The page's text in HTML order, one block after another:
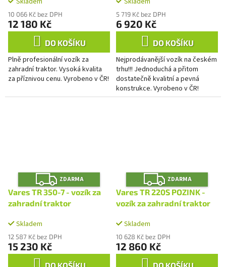
10 066 Kč bez DPH
12 180 Kč
DO KOŠÍKU
Plně profesionální vozík za
zahradní traktor. Vysoká kvalita
za příznivou cenu. Vyrobeno v ČR!
5 719 Kč bez DPH
6 920 Kč
DO KOŠÍKU
Nejprodávanější vozík na českém
trhu!!! Jednoduchá a přitom
dostatečně kvalitní a pevná
konstrukce. Vyrobeno v ČR!
Z
D
A
R
M
ZDARMA
Vares TR 350-7 - vozík za
zahradní traktor
Skladem
12 587 Kč bez DPH
15 230 Kč
Z
D
A
R
M
ZDARMA
Vares TR 220S POZINK -
vozík za zahradní traktor
Skladem
10 628 Kč bez DPH
12 860 Kč